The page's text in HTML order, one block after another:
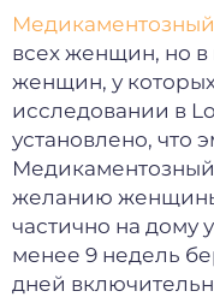
всех женщин, но
женщин, у
исследовании в
установлено, что
желанию
частично на дому
менее 9 недель
дней